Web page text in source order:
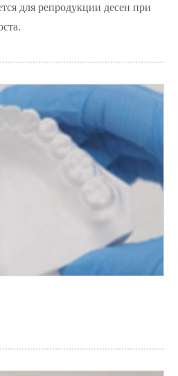
для репродукции десен при